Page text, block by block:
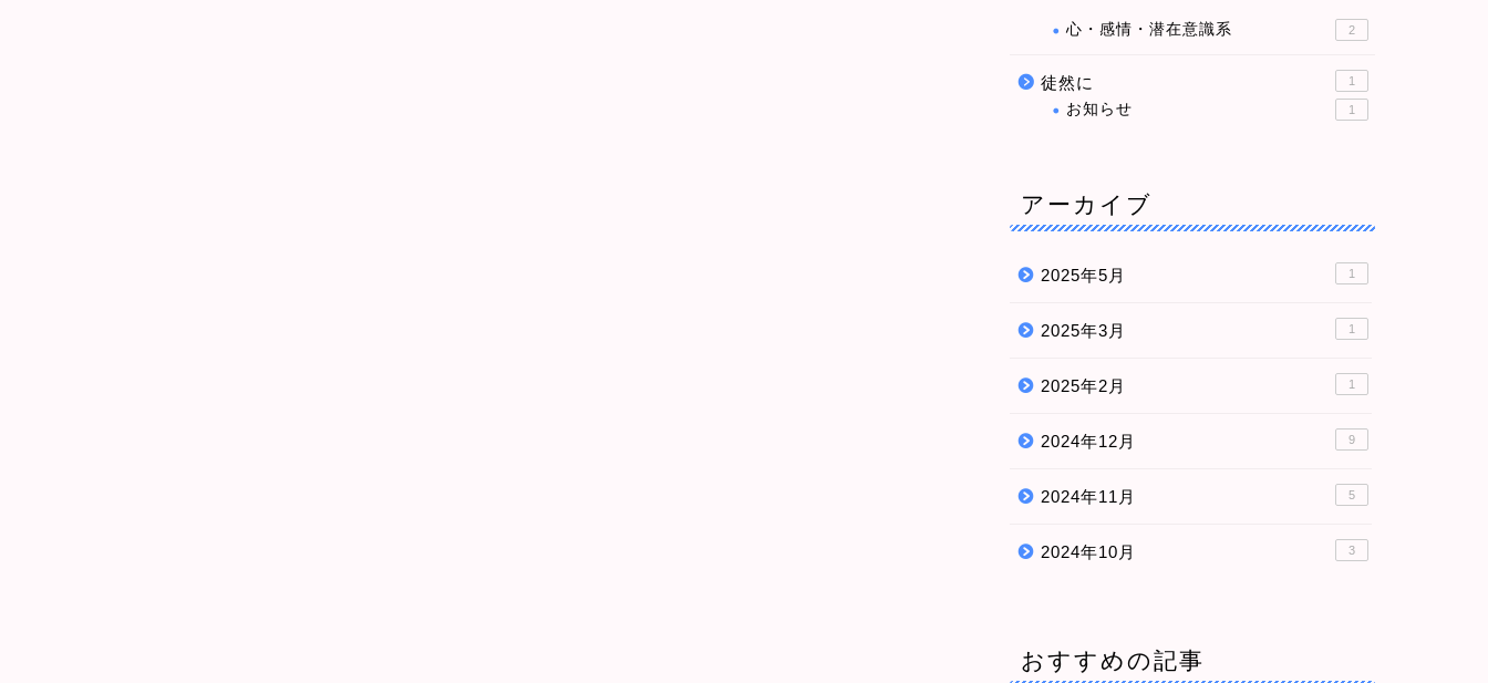
心・感情・潜在意識系 2
徒然に 1
お知らせ 1
アーカイブ
2025年5月 1
2025年3月 1
2025年2月 1
2024年12月 9
2024年11月 5
2024年10月 3
おすすめの記事